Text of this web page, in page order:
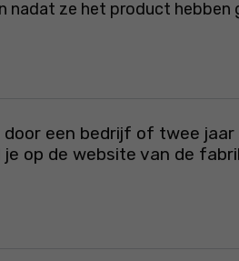
nadat ze het product
een bedrijf of twee jaar
op de website van de